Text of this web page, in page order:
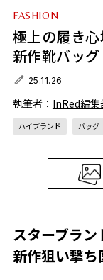
FASHION
極上の履き
新作靴バッグ
25.11.26
執筆者： InRed編集
ハイブランド バッグ
スターブラ
新作狙い撃ち